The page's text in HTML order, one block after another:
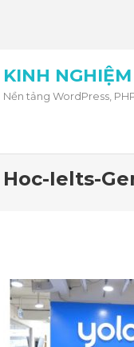
KINH
Nền tảng WordPress,
Hoc-Ielts-